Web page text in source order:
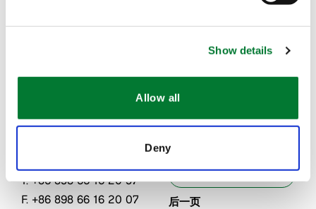
Show details
Allow all
Deny
路28号海
570208
口市
路28号海
570208
海南省海
口市
T. +86 898 66 16 20 97
F. +86 898 66 16 20 07
Name *
第一页
后一页